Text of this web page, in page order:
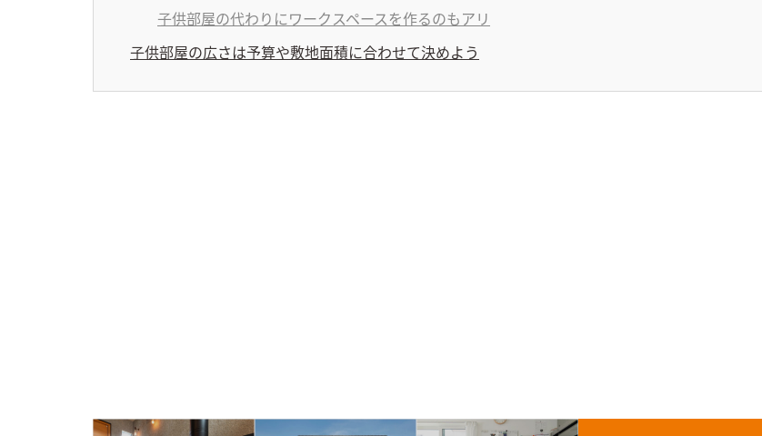
子供部屋の代わりにワークスペースを作るのもアリ
子供部屋の広さは予算や敷地面積に合わせて決めよう